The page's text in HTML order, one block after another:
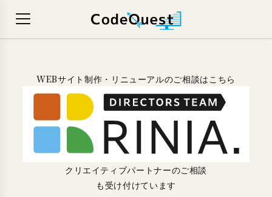
WEBサイト制作・リニューアルのご相談はこちら
クリエイティブパートナーのご相談
も受け付けています